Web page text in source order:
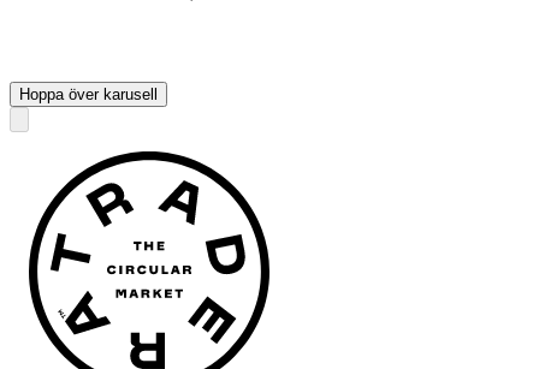
Hoppa över karusell